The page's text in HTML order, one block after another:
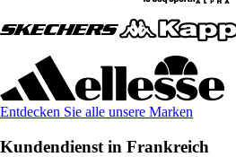
Entdecken Sie alle unsere Marken
Kundendienst in Frankreich